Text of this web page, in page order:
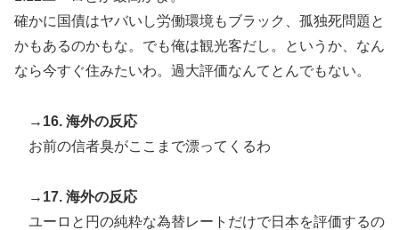
確かに国債はヤバいし労働環境もブラック、孤独死問題と
かもあるのかもな。でも俺は観光客だし。というか、なん
なら今すぐ住みたいわ。過大評価なんてとんでもない。
→16. 海外の反応
お前の信者臭がここまで漂ってくるわ
→17. 海外の反応
ユーロと円の純粋な為替レートだけで日本を評価するの